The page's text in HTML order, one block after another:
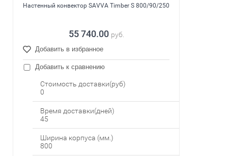
Настенный конвектор SAVVA Timber S 800/90/250
55 740.00 руб.
Добавить в избранное
Добавить к сравнению
Стоимость доставки(руб)
0
Время доставки(дней)
45
Ширина корпуса (мм.)
800